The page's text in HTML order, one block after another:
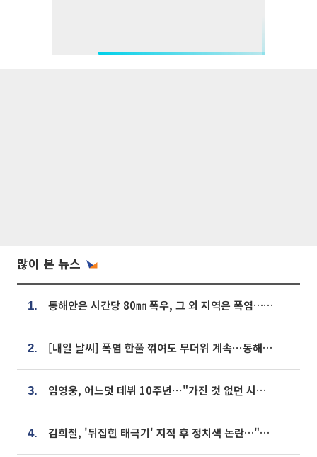
많이 본 뉴스
1. 동해안은 시간당 80㎜ 폭우, 그 외 지역은 폭염…‘극과 극 날씨’
2. [내일 날씨] 폭염 한풀 꺾여도 무더위 계속⋯동해안 이틀 연속 비
3. 임영웅, 어느덧 데뷔 10주년⋯"가진 것 없던 시절, 내 앞엔 20명의 팬뿐"
4. 김희철, '뒤집힌 태극기' 지적 후 정치색 논란…"좌우 떠나 우리나라 국기"